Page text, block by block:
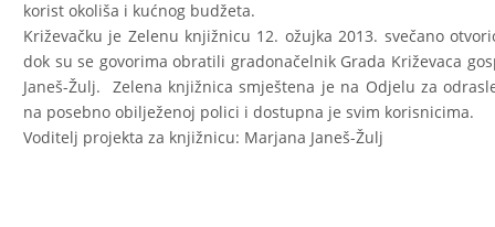
korist okoliša i kućnog budžeta.
Križevačku je Zelenu knjižnicu 12. ožujka 2013. svečano
dok su se govorima obratili gradonačelnik Grada Križevaca
Janeš-Žulj. Zelena knjižnica smještena je na Odjelu za
na posebno obilježenoj polici i dostupna je svim korisnicima.
Voditelj projekta za knjižnicu: Marjana Janeš-Žulj